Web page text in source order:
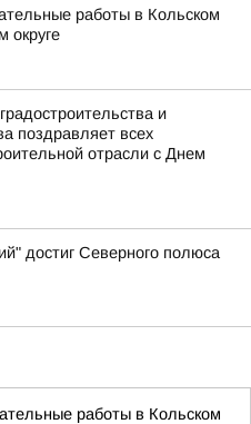
работы в Кольском
округе
и
поздравляет всех
отрасли с Днем
достиг Северного полюса
работы в Кольском